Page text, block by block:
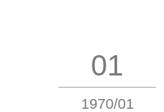
01
1970/01